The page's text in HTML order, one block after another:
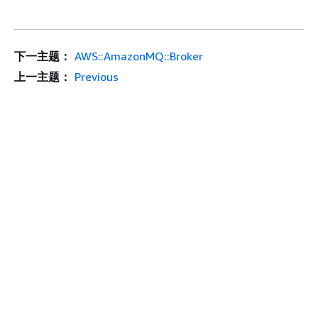
下一主题： AWS::AmazonMQ::Broker
上一主题： Previous